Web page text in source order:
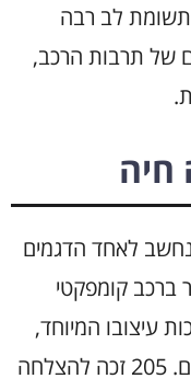
ותשומת לב רבה
של תרבות הרכב,
205, שהושק בשנות ה-80, נחשב לאחד הדגמים
ברכב קומפקטי
עיצובו המיוחד,
נוחות הנסיעה והביצועים המרשימים. 205 זכה להצלחה